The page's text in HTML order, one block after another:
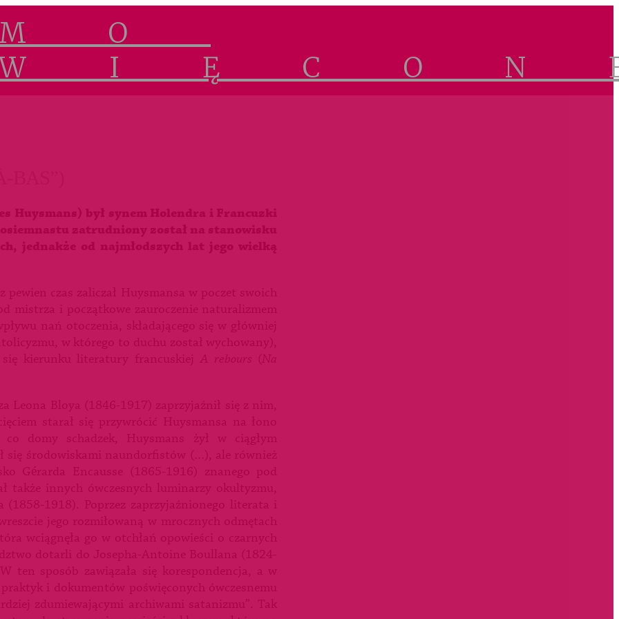
Huysmans) był synem Holendra i Francuzki
zatrudniony został na stanowisku
jednakże od najmłodszych lat jego wielką
czas zaliczał Huysmansa w poczet swoich
mistrza i początkowe zauroczenie naturalizmem
nań otoczenia, składającego się w główniej
w którego to duchu został wychowany),
się kierunku literatury francuskiejA rebours (Na
Leona Bloya (1846-1917) zaprzyjaźnił się z nim,
starał się przywrócić Huysmansa na łono
domy schadzek, Huysmans żył w ciągłym
się środowiskami naundorfistów (…), ale również
Gérarda Encausse (1865-1916) znanego pod
także innych ówczesnych luminarzy okultyzmu,
1918). Poprzez zaprzyjaźnionego literata i
jego rozmiłowaną w mrocznych odmętach
wciągnęła go w otchłań opowieści o czarnych
dotarli do Josepha-Antoine Boullana (1824-
ten sposób zawiązała się korespondencja, a w
i dokumentów poświęconych ówczesnemu
zdumiewającymi archiwami satanizmu”. Tak